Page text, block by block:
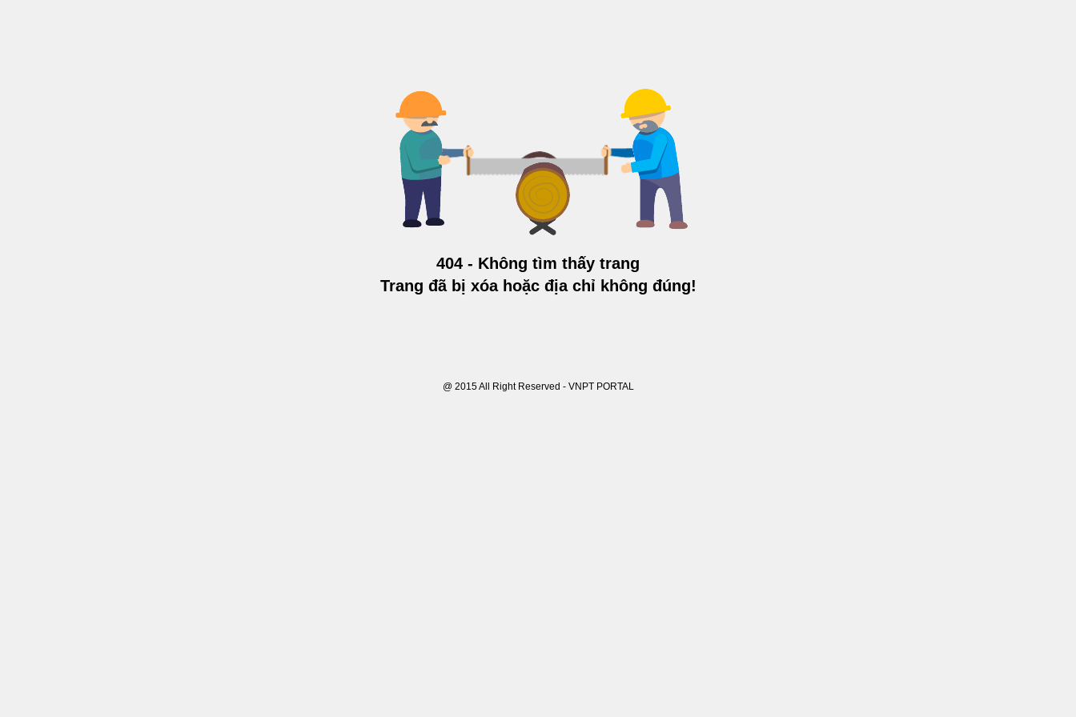
404 - Không tìm thấy trang
Trang đã bị xóa hoặc địa chỉ không đúng!
@ 2015 All Right Reserved - VNPT PORTAL